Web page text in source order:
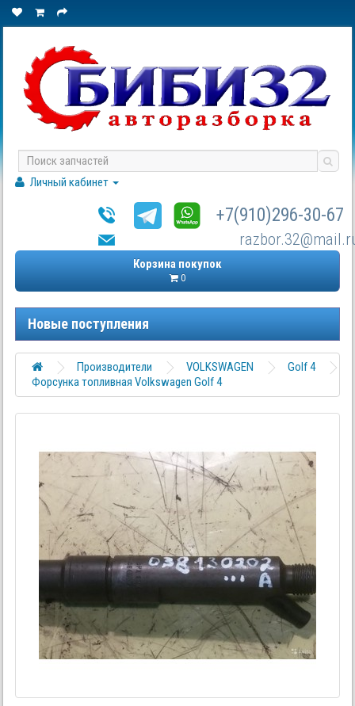
Личный кабинет
+7(910)296-30-67
Корзина покупок
0
Новые поступления
Производители VOLKSWAGEN
Golf 4
Форсунка топливная Volkswagen Golf 4